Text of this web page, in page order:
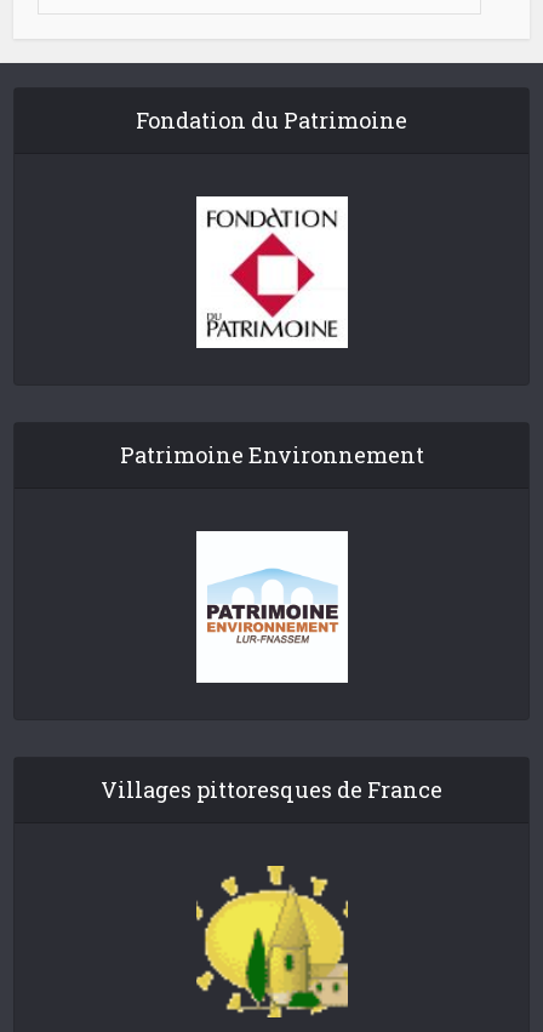
Fondation du Patrimoine
Patrimoine Environnement
Villages pittoresques de France